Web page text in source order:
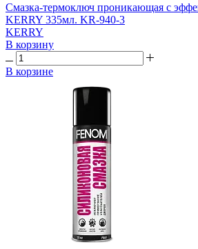
Смазка-термоключ проникающая с
KERRY 335мл. KR-940-3
KERRY
В корзину
В корзине